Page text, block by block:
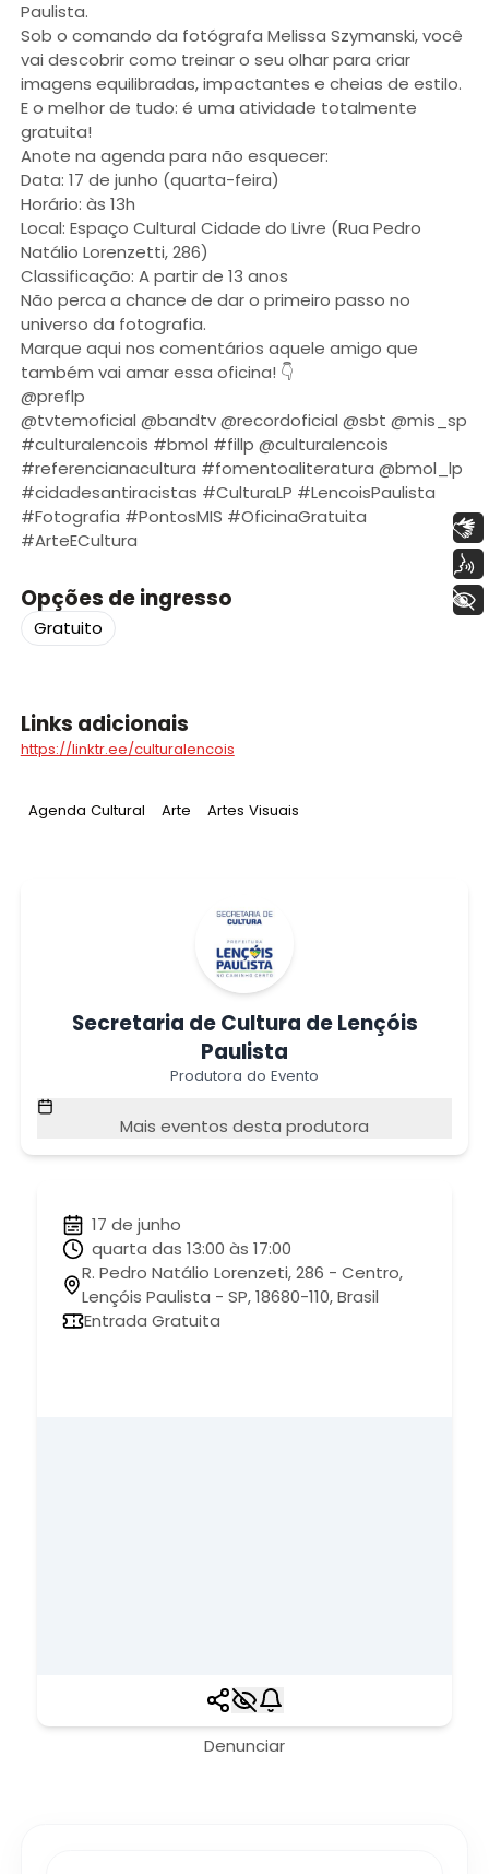
Paulista.
Sob o comando da fotógrafa Melissa Szymanski, você
vai descobrir como treinar o seu olhar para criar
imagens equilibradas, impactantes e cheias de estilo.
E o melhor de tudo: é uma atividade totalmente
gratuita!
Anote na agenda para não esquecer:
Data: 17 de junho (quarta-feira)
Horário: às 13h
Local: Espaço Cultural Cidade do Livre (Rua Pedro
Natálio Lorenzetti, 286)
Classificação: A partir de 13 anos
Não perca a chance de dar o primeiro passo no
universo da fotografia.
Marque aqui nos comentários aquele amigo que
também vai amar essa oficina! 👇
@preflp
@tvtemoficial @bandtv @recordoficial @sbt @mis_sp
#culturalencois #bmol #fillp @culturalencois
#referencianacultura #fomentoaliteratura @bmol_lp
#cidadesantiracistas #CulturaLP #LencoisPaulista
#Fotografia #PontosMIS #OficinaGratuita
#ArteECultura
Opções de ingresso
Gratuito
Links adicionais
https://linktr.ee/culturalencois
Tag:
Agenda Cultural Tag:
Arte Tag:
Artes Visuais
Secretaria de Cultura de Lençóis
Paulista
Produtora do Evento
Mais eventos desta produtora
17 de junho
quarta das 13:00 às 17:00
R. Pedro Natálio Lorenzeti, 286 - Centro,
Lençóis Paulista - SP, 18680-110, Brasil
Entrada Gratuita
Denunciar